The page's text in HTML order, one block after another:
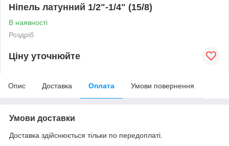
Ніпель латунний 1/2"-1/4" (15/8)
В наявності
Роздріб
Ціну уточнюйте
Опис Доставка Оплата Умови повернення
Умови доставки
Доставка здійснюється тільки по передоплаті.